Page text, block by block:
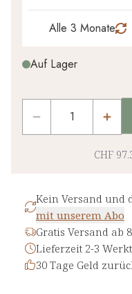
Alle 3 Monate
Auf Lager
CHF
Kein Versand und
mit unserem Abo
Gratis Versand ab
Lieferzeit 2-3
30 Tage Geld